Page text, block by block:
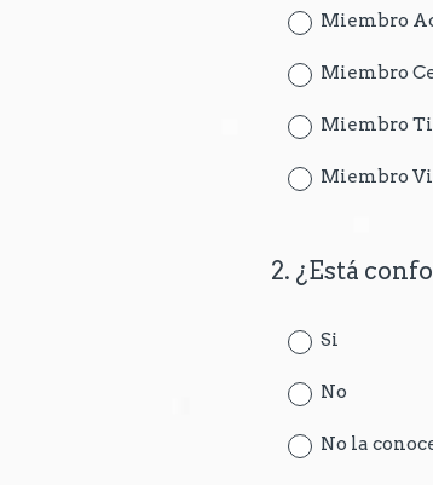
Miembro
Miembro
Miembro
Miembro
Question
2. ¿Está
Si
No
No la